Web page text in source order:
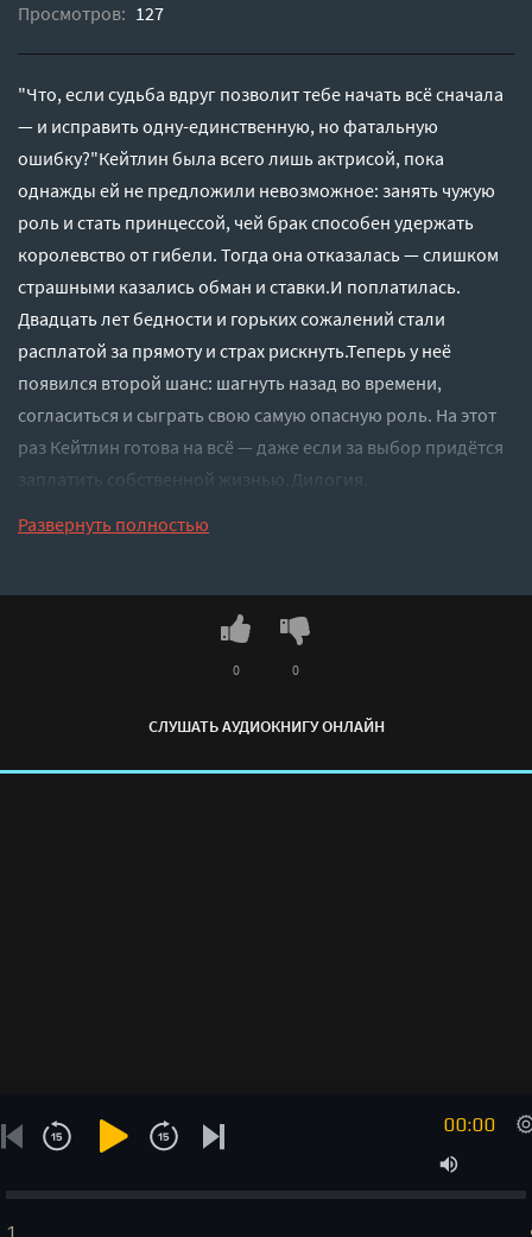
Просмотров: 127
"Что, если судьба вдруг позволит тебе начать всё сначала
— и исправить одну-единственную, но фатальную
ошибку?"Кейтлин была всего лишь актрисой, пока
однажды ей не предложили невозможное: занять чужую
роль и стать принцессой, чей брак способен удержать
королевство от гибели. Тогда она отказалась — слишком
страшными казались обман и ставки.И поплатилась.
Двадцать лет бедности и горьких сожалений стали
расплатой за прямоту и страх рискнуть.Теперь у неё
появился второй шанс: шагнуть назад во времени,
согласиться и сыграть свою самую опасную роль. На этот
раз Кейтлин готова на всё — даже если за выбор придётся
заплатить собственной жизнью.Дилогия.
Развернуть полностью
СЛУШАТЬ АУДИОКНИГУ ОНЛАЙН
0 0
00:00
1